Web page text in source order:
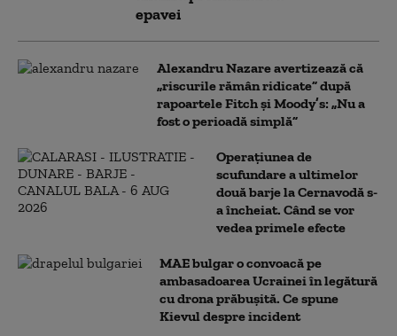
epavei
Alexandru Nazare avertizează că
„riscurile rămân ridicate” după
rapoartele Fitch și Moody’s: „Nu a
fost o perioadă simplă”
Operațiunea de
scufundare a ultimelor
două barje la Cernavodă s-
a încheiat. Când se vor
vedea primele efecte
MAE bulgar o convoacă pe
ambasadoarea Ucrainei în legătură
cu drona prăbuşită. Ce spune
Kievul despre incident